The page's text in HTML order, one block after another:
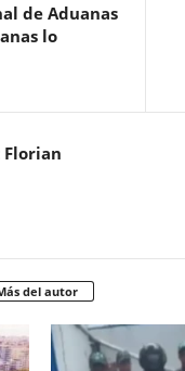
de Aduanas
lo
del autor